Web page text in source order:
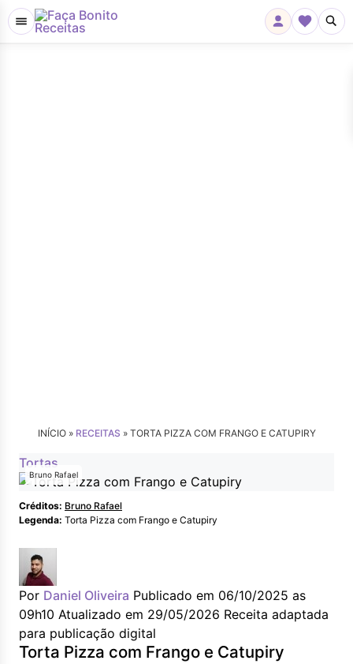
INÍCIO » RECEITAS » TORTA PIZZA COM FRANGO E CATUPIRY
Tortas
Bruno Rafael
Créditos: Bruno Rafael
Legenda: Torta Pizza com Frango e Catupiry
Por Daniel Oliveira Publicado em 06/10/2025 as
09h10 Atualizado em 29/05/2026 Receita adaptada
para publicação digital
Torta Pizza com Frango e Catupiry